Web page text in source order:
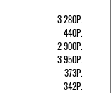
3 280Р.
440Р.
2 900Р.
3 950Р.
373Р.
342Р.